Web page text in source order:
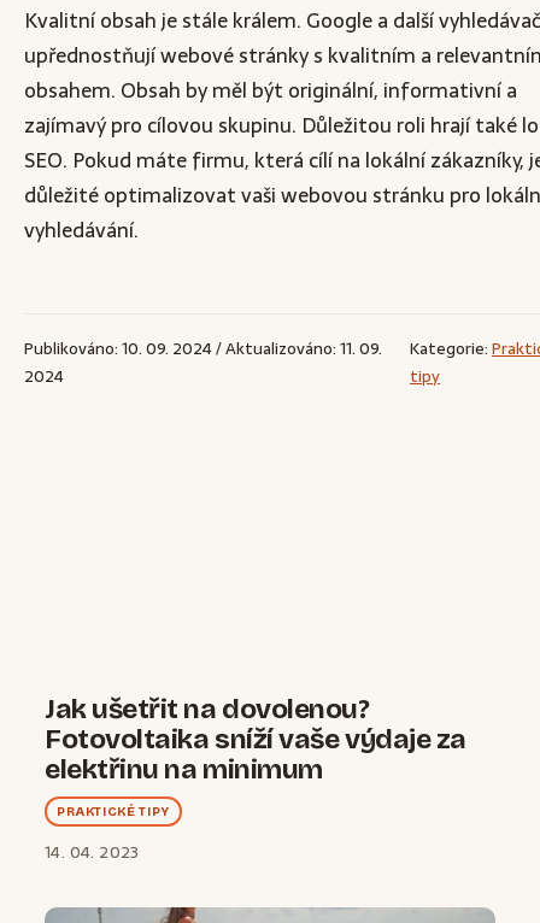
Kvalitní obsah je stále králem. Google a další
upřednostňují webové stránky s kvalitním a
obsahem. Obsah by měl být originální, informativní a
zajímavý pro cílovou skupinu. Důležitou roli hrají také
SEO. Pokud máte firmu, která cílí na lokální zákazníky,
důležité optimalizovat vaši webovou stránku pro
vyhledávání.
Publikováno: 10. 09. 2024 / Aktualizováno: 11. 09.
2024
Kategorie:
tipy
Jak ušetřit na dovolenou?
Fotovoltaika sníží vaše výdaje za
elektřinu na minimum
PRAKTICKÉ TIPY
14. 04. 2023